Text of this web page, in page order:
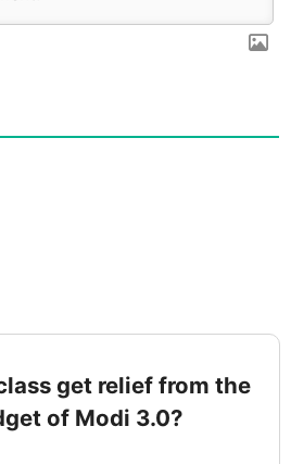
get relief from the
of Modi 3.0?